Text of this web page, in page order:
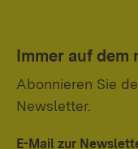
Immer auf dem
Abonnieren Sie
Newsletter.
E-Mail zur